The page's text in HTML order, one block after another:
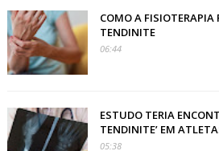
COMO A FISIOTERAPIA
TENDINITE
06:44
ESTUDO TERIA
TENDINITE’ EM
05:38